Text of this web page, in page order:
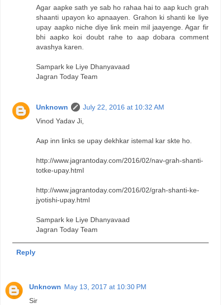
Agar aapke sath ye sab ho rahaa hai to aap kuch grah
shaanti upayon ko apnaayen. Grahon ki shanti ke liye
upay aapko niche diye link mein mil jaayenge. Agar fir
bhi aapko koi doubt rahe to aap dobara comment
avashya karen.
Sampark ke Liye Dhanyavaad
Jagran Today Team
Unknown
July 22, 2016 at 10:32 AM
Vinod Yadav Ji,
Aap inn links se upay dekhkar istemal kar skte ho.
http://www.jagrantoday.com/2016/02/nav-grah-shanti-
totke-upay.html
http://www.jagrantoday.com/2016/02/grah-shanti-ke-
jyotishi-upay.html
Sampark ke Liye Dhanyavaad
Jagran Today Team
Reply
Unknown May 13, 2017 at 10:30 PM
Sir